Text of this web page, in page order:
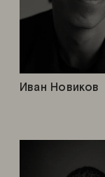
Иван Новиков